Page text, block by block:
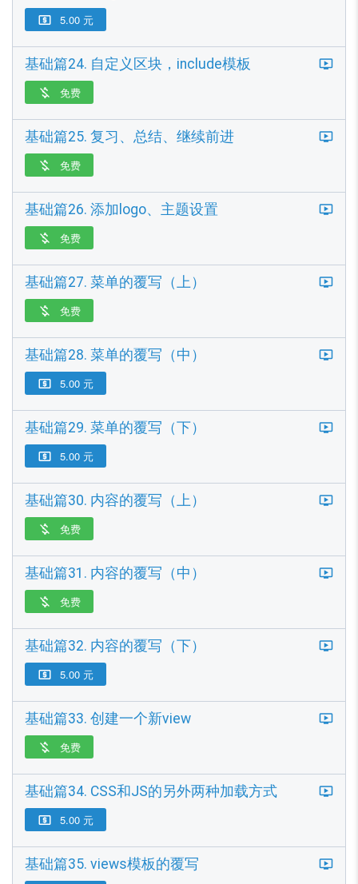
 5.00 元
基础篇24. 自定义区块，include模板
 免费
基础篇25. 复习、总结、继续前进
 免费
基础篇26. 添加logo、主题设置
 免费
基础篇27. 菜单的覆写（上）
 免费
基础篇28. 菜单的覆写（中）
 5.00 元
基础篇29. 菜单的覆写（下）
 5.00 元
基础篇30. 内容的覆写（上）
 免费
基础篇31. 内容的覆写（中）
 免费
基础篇32. 内容的覆写（下）
 5.00 元
基础篇33. 创建一个新view
 免费
基础篇34. CSS和JS的另外两种加载方式
 5.00 元
基础篇35. views模板的覆写